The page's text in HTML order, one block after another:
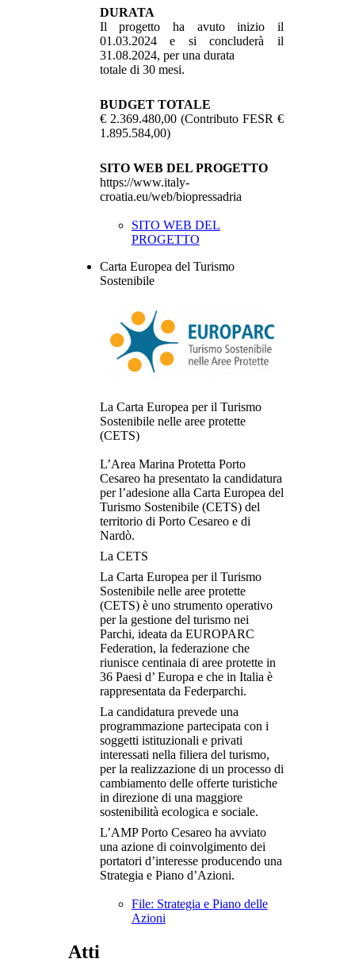
DURATA
Il progetto ha avuto inizio il
01.03.2024 e si concluderà il
31.08.2024, per una durata
totale di 30 mesi.
BUDGET TOTALE
€ 2.369.480,00 (Contributo FESR €
1.895.584,00)
SITO WEB DEL PROGETTO
https://www.italy-
croatia.eu/web/biopressadria
SITO WEB DEL
PROGETTO
Carta Europea del Turismo
Sostenibile
La Carta Europea per il Turismo
Sostenibile nelle aree protette
(CETS)
L’Area Marina Protetta Porto
Cesareo ha presentato la candidatura
per l’adesione alla Carta Europea del
Turismo Sostenibile (CETS) del
territorio di Porto Cesareo e di
Nardò.
La CETS
La Carta Europea per il Turismo
Sostenibile nelle aree protette
(CETS) è uno strumento operativo
per la gestione del turismo nei
Parchi, ideata da EUROPARC
Federation, la federazione che
riunisce centinaia di aree protette in
36 Paesi d’ Europa e che in Italia è
rappresentata da Federparchi.
La candidatura prevede una
programmazione partecipata con i
soggetti istituzionali e privati
interessati nella filiera del turismo,
per la realizzazione di un processo di
cambiamento delle offerte turistiche
in direzione di una maggiore
sostenibilità ecologica e sociale.
L’AMP Porto Cesareo ha avviato
una azione di coinvolgimento dei
portatori d’interesse producendo una
Strategia e Piano d’Azioni.
File: Strategia e Piano delle
Azioni
Atti